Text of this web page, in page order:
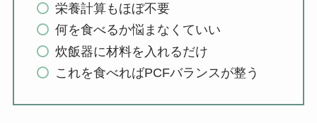
栄養計算もほぼ不要
何を食べるか悩まなくていい
炊飯器に材料を入れるだけ
これを食べればPCFバランスが整う